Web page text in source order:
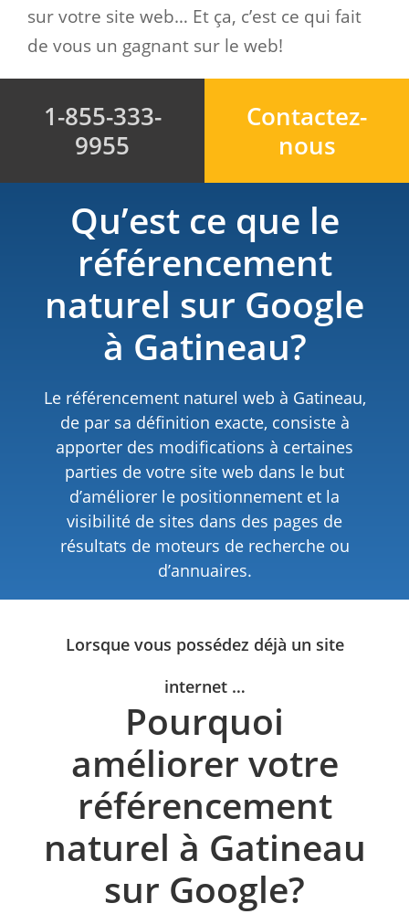
sur votre site web… Et ça, c’est ce qui fait
de vous un gagnant sur le web!
1-855-333-
9955
Contactez-
nous
Qu’est ce que le
référencement
naturel sur Google
à Gatineau?
Le référencement naturel web à Gatineau,
de par sa définition exacte, consiste à
apporter des modifications à certaines
parties de votre site web dans le but
d’améliorer le positionnement et la
visibilité de sites dans des pages de
résultats de moteurs de recherche ou
d’annuaires.
Lorsque vous possédez déjà un site
internet …
Pourquoi
améliorer votre
référencement
naturel à Gatineau
sur Google?